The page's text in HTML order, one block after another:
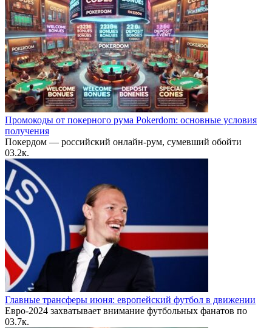
Промокоды от покерного рума Pokerdom: основные условия
получения
Покердом — российский онлайн-рум, сумевший обойти
03.2к.
Главные трансферы июня: европейский футбол в движении
Евро-2024 захватывает внимание футбольных фанатов по
03.7к.